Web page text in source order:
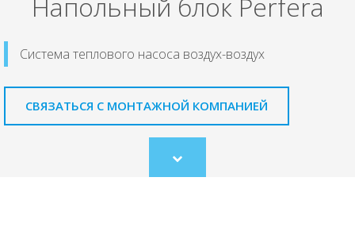
Напольный блок Perfera
Система теплового насоса воздух-воздух
СВЯЗАТЬСЯ С МОНТАЖНОЙ КОМПАНИЕЙ
Scroll
to